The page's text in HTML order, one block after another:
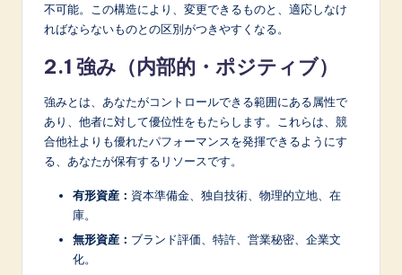
不可能。この構造により、変更できるものと、適応しなけ
ればならないものとの区別がつきやすくなる。
2.1 強み（内部的・ポジティブ）
強みとは、あなたがコントロールできる範囲にある属性で
あり、他者に対して優位性をもたらします。これらは、競
合他社よりも優れたパフォーマンスを発揮できるようにす
る、あなたが保有するリソースです。
有形資産： 資本準備金、独自技術、物理的立地、在
庫。
無形資産： ブランド評価、特許、営業秘密、企業文
化。